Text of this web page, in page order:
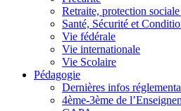
Retraite, protection
Santé, Sécurité et
Vie fédérale
Vie internationale
Vie Scolaire
Pédagogie
Dernières infos
4ème-3ème de